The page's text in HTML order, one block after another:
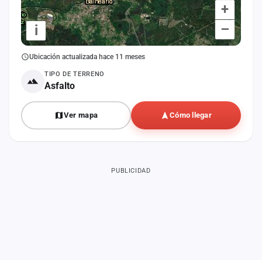
+
–
i
Ubicación actualizada hace 11 meses
TIPO DE TERRENO
Asfalto
Ver mapa Cómo llegar
PUBLICIDAD